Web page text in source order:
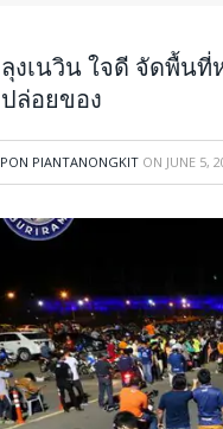
ลุงเนวิน ใจดี จัดพื้นที่
ปล่อยของ
PON PIANTANONGKIT ON JUNE 5,